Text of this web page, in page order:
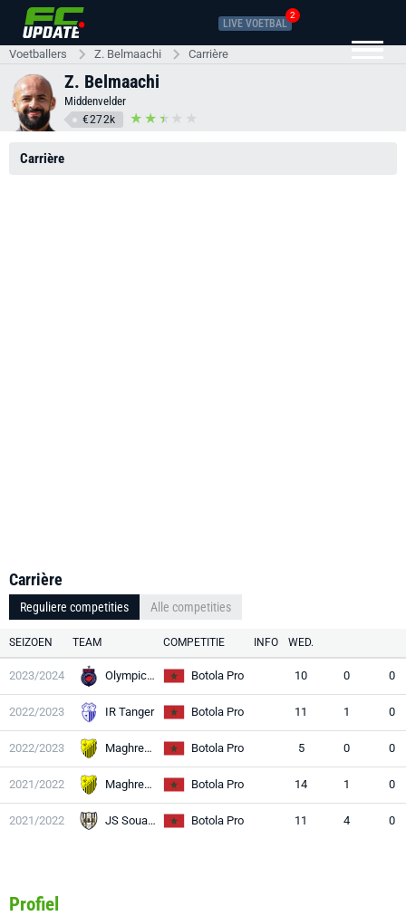
LIVE VOETBAL
2
Voetballers Z. Belmaachi Carrière
Z. Belmaachi
Middenvelder
€272k
Carrière
Carrière
Reguliere competities Alle competities
SEIZOEN TEAM COMPETITIE INFO WED.
2023/2024 Olympic Safi Botola Pro 10 0 0
2022/2023 IR Tanger Botola Pro 11 1 0
2022/2023 Maghreb Fès Botola Pro 5 0 0
2021/2022 Maghreb Fès Botola Pro 14 1 0
2021/2022 JS Soualem Botola Pro 11 4 0
Profiel